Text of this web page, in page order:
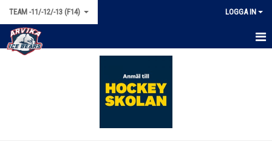
TEAM -11/-12/-13 (F14) LOGGA IN